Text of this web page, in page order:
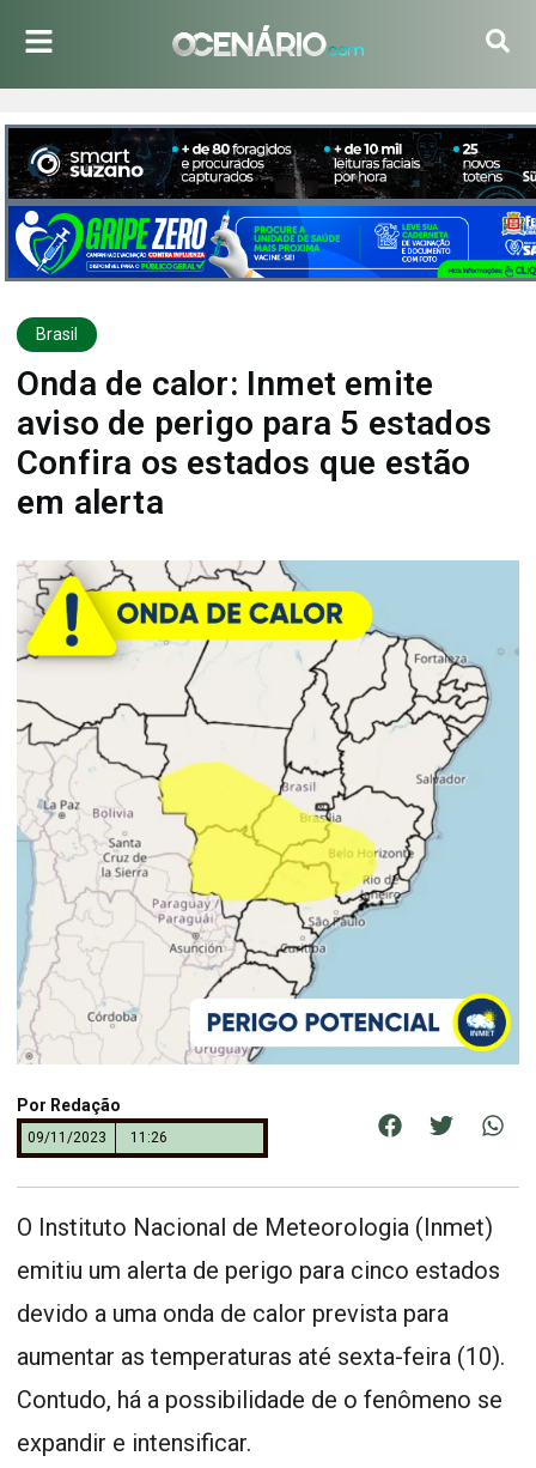
Brasil
Onda de calor: Inmet emite
aviso de perigo para 5 estados
Confira os estados que estão
em alerta
Por Redação
09/11/2023 11:26
O Instituto Nacional de Meteorologia (Inmet)
emitiu um alerta de perigo para cinco estados
devido a uma onda de calor prevista para
aumentar as temperaturas até sexta-feira (10).
Contudo, há a possibilidade de o fenômeno se
expandir e intensificar.